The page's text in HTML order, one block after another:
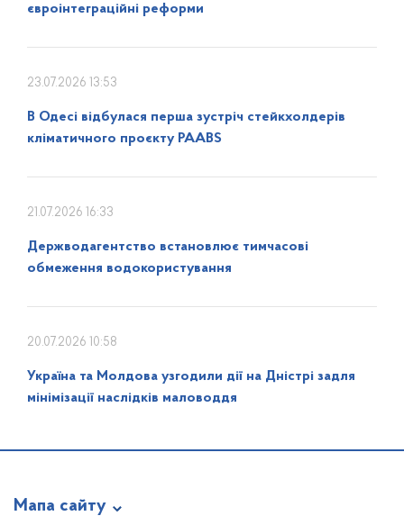
євроінтеграційні реформи
23.07.2026 13:53
В Одесі відбулася перша зустріч стейкхолдерів
кліматичного проєкту PAABS
21.07.2026 16:33
Держводагентство встановлює тимчасові
обмеження водокористування
20.07.2026 10:58
Україна та Молдова узгодили дії на Дністрі задля
мінімізації наслідків маловоддя
Мапа сайту